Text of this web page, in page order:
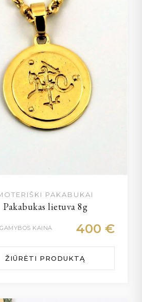
PAKABUKAI
Pakabukas lietuva 8g
GAMYBOS KAINA 400 €
ŽIŪRĖTI PRODUKTĄ